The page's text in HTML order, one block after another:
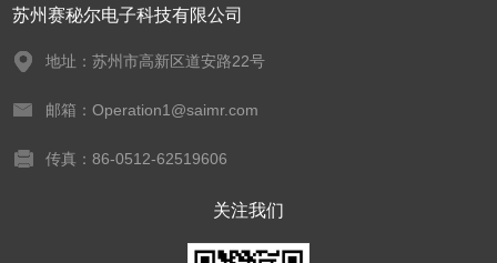
苏州赛秘尔电子科技有限公司
地址：苏州市高新区道安路22号
邮箱：Operation1@saimr.com
传真：86-0512-62519606
关注我们